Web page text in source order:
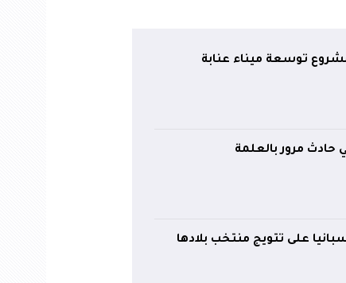
توسعة ميناء عنابة
مرور بالعلمة
على تتويج منتخب بلادها